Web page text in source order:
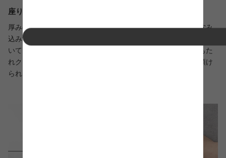
座り疲れしにくい安定感ある座り心地
厚みのある座面と背もたれは弾力性のあるウレタンを採用。沈み
込みすぎず安定感のある座り心地に仕上げました。長時間座って
いても疲れにくく、快適なくつろぎ時間をサポート。また背もた
れクッションは滑り止め付きでズレにくく、安心して背中を預け
られます。